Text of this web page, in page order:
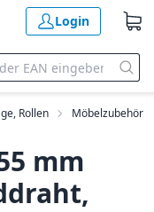
Login
Rollen Möbelzubehör
mm